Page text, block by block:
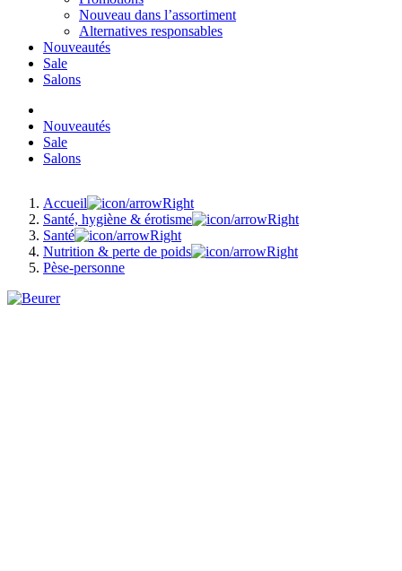
Nouveau dans l’assortiment
Alternatives responsables
Nouveautés
Sale
Salons
Nouveautés
Sale
Salons
Accueil
Santé, hygiène & érotisme
Santé
Nutrition & perte de poids
Pèse-personne